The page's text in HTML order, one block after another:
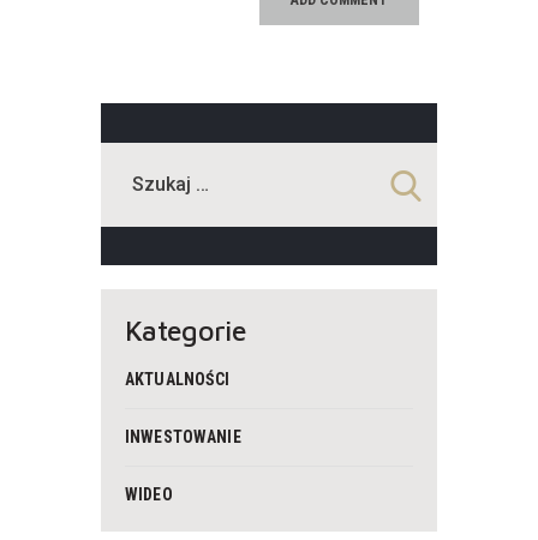
Kategorie
AKTUALNOŚCI
INWESTOWANIE
WIDEO